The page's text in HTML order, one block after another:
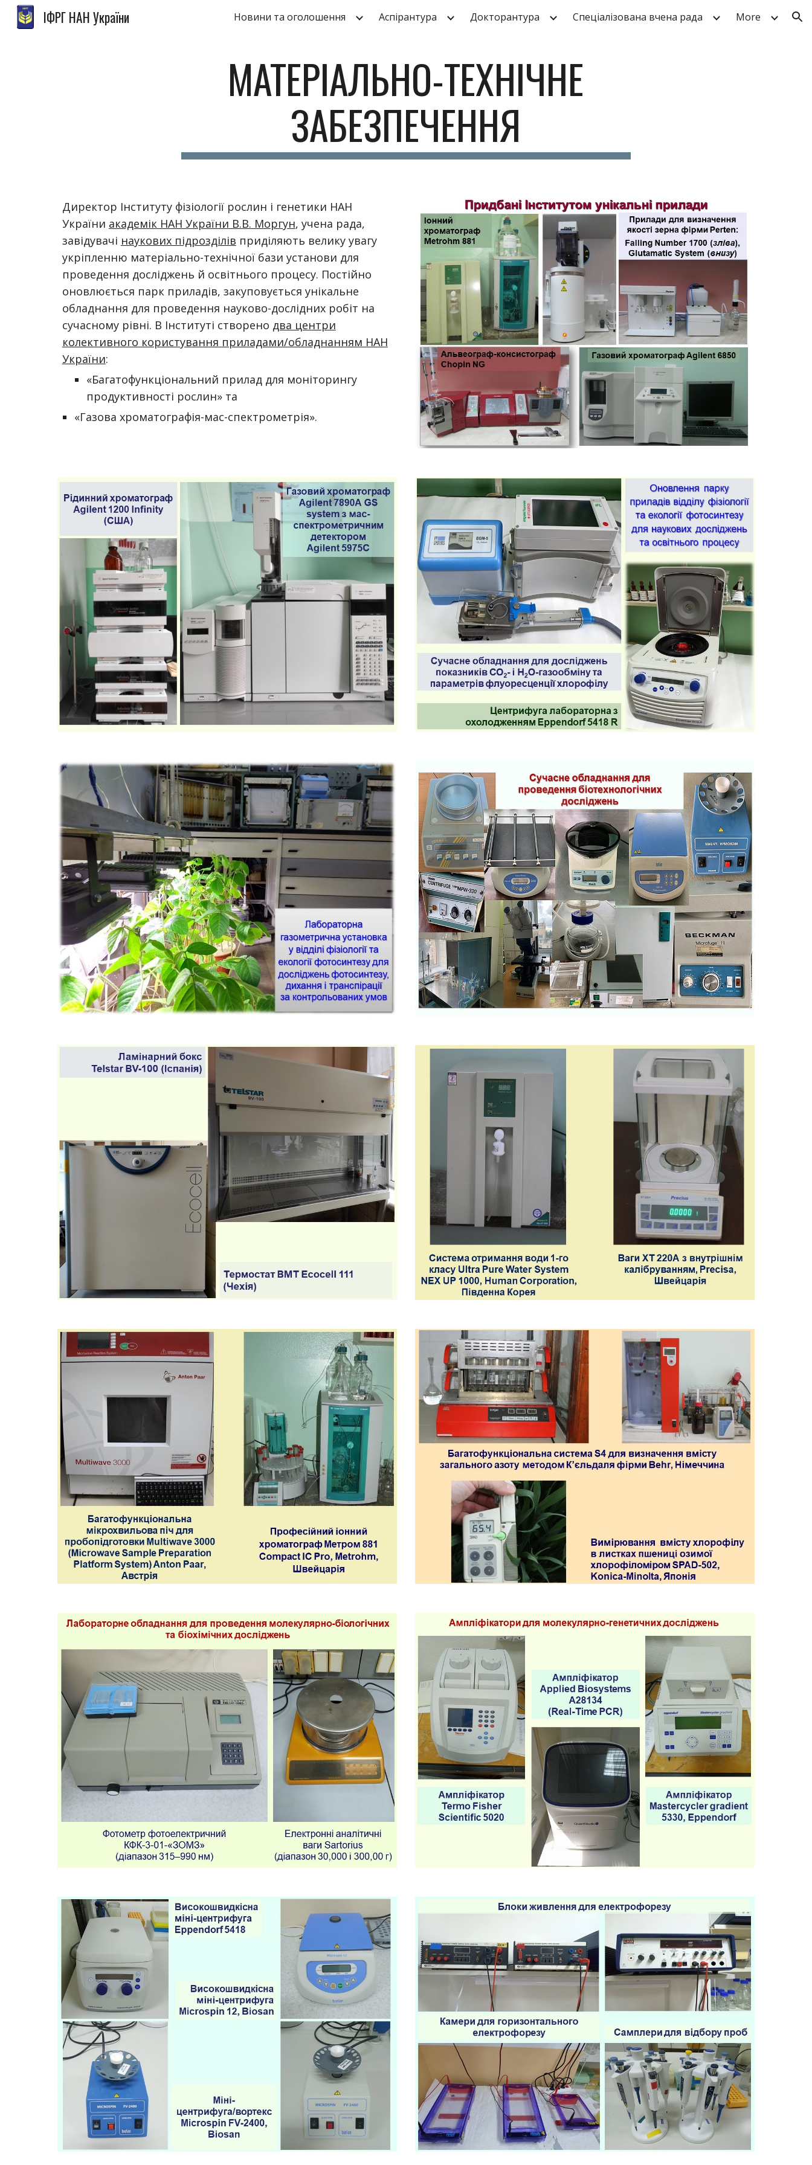
Skip to main content Skip to navigation
ІФРГ НАН України Новини та оголошення Аспірантура Докторантура Спеціалізована вчена рада More
МАТЕРІАЛЬНО-ТЕХНІЧНЕ
ЗАБЕЗПЕЧЕННЯ
Директор Інституту фізіології рослин і генетики НАН
України академік НАН України В.В. Моргун, учена рада,
завідувачі наукових підрозділів приділяють велику увагу
укріпленню матеріально-технічної бази установи для
проведення досліджень й освітнього процесу. Постійно
оновлюється парк приладів, закуповується унікальне
обладнання для проведення науково-дослідних робіт на
сучасному рівні. В Інституті створено два центри
колективного користування приладами/обладнанням НАН
України:
«Багатофункціональний прилад для моніторингу
продуктивності рослин» та
«Газова хроматографія-мас-спектрометрія».